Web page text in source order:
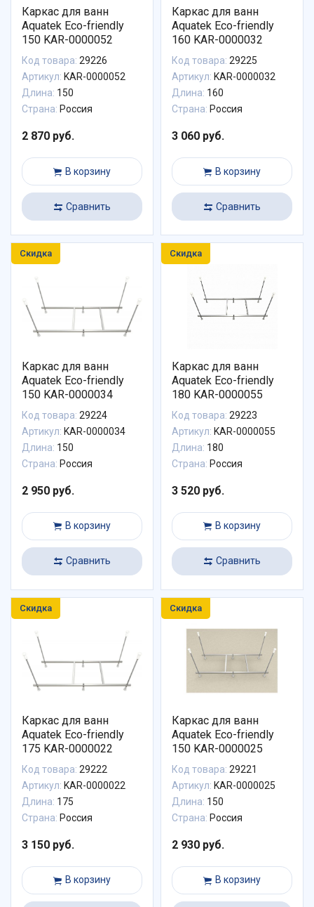
Каркас для ванн
Aquatek Eco-friendly
150 KAR-0000052
Код товара: 29226
Артикул: KAR-0000052
Длина: 150
Страна: Россия
2 870 руб.
В корзину
Сравнить
Каркас для ванн
Aquatek Eco-friendly
160 KAR-0000032
Код товара: 29225
Артикул: KAR-0000032
Длина: 160
Страна: Россия
3 060 руб.
В корзину
Сравнить
Скидка
Каркас для ванн
Aquatek Eco-friendly
150 KAR-0000034
Код товара: 29224
Артикул: KAR-0000034
Длина: 150
Страна: Россия
2 950 руб.
В корзину
Сравнить
Скидка
Каркас для ванн
Aquatek Eco-friendly
180 KAR-0000055
Код товара: 29223
Артикул: KAR-0000055
Длина: 180
Страна: Россия
3 520 руб.
В корзину
Сравнить
Скидка
Каркас для ванн
Aquatek Eco-friendly
175 KAR-0000022
Код товара: 29222
Артикул: KAR-0000022
Длина: 175
Страна: Россия
3 150 руб.
В корзину
Скидка
Каркас для ванн
Aquatek Eco-friendly
150 KAR-0000025
Код товара: 29221
Артикул: KAR-0000025
Длина: 150
Страна: Россия
2 930 руб.
В корзину